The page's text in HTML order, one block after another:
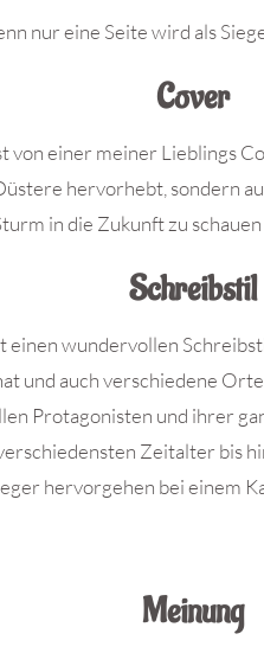
nur eine Seite wird als
Cover
von einer meiner Lieblings
hervorhebt, sondern
in die Zukunft zu
Schreibstil
einen wundervollen
und auch verschiedene
Protagonisten und ihrer
Zeitalter bis
hervorgehen bei einem
Meinung